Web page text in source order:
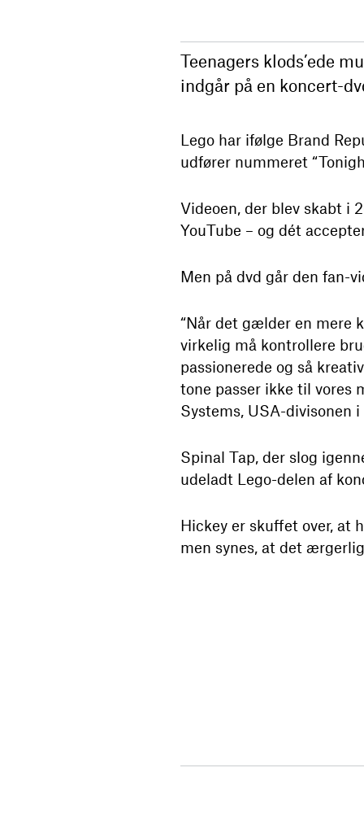
Teenagers klods’ede
indgår på en koncert-
Lego har ifølge Brand
udfører nummeret
Videoen, der blev skabt i
YouTube – og dét
Men på dvd går den fan-
“Når det gælder en mere
virkelig må kontrollere
passionerede og så
tone passer ikke til vores
Systems, USA-divisonen
Spinal Tap, der slog
udeladt Lego-delen af
Hickey er skuffet over, at
men synes, at det